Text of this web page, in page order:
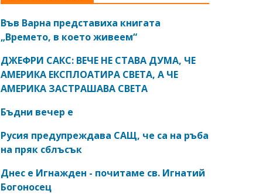
Във Варна представиха книгата
„Времето, в което живеем“
ДЖЕФРИ САКС: ВЕЧЕ НЕ СТАВА ДУМА, ЧЕ
АМЕРИКА ЕКСПЛОАТИРА СВЕТА, А ЧЕ
АМЕРИКА ЗАСТРАШАВА СВЕТА
Бъдни вечер е
Русия предупреждава САЩ, че са на ръба
на пряк сблъсък
Днес е Игнажден - почитаме св. Игнатий
Богоносец